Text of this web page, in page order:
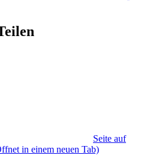
Seite auf
in einem neuen Tab)